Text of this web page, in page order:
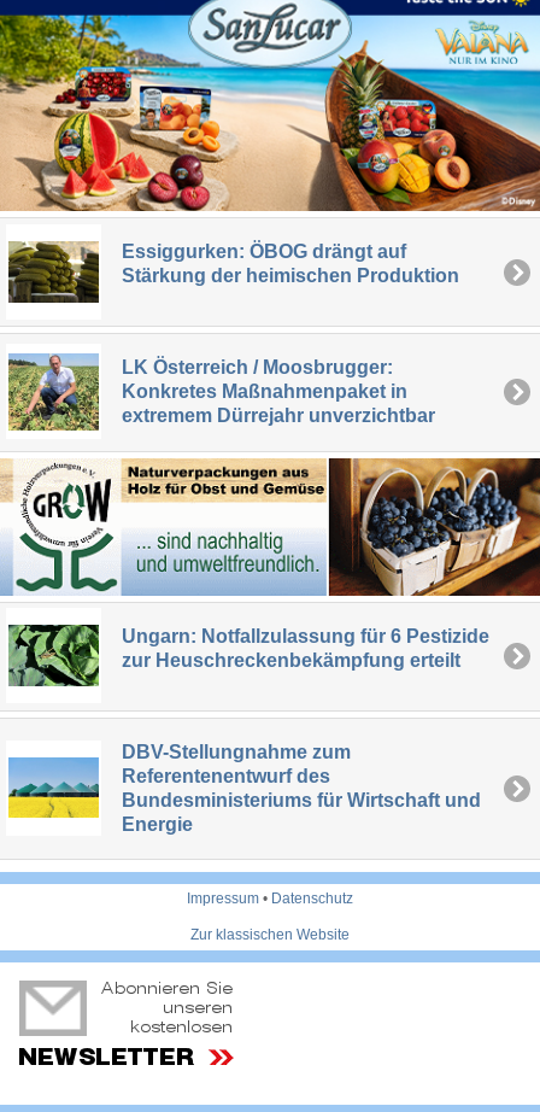
Essiggurken: ÖBOG drängt auf
Stärkung der heimischen Produktion
LK Österreich / Moosbrugger:
Konkretes Maßnahmenpaket in
extremem Dürrejahr unverzichtbar
Ungarn: Notfallzulassung für 6 Pestizide
zur Heuschreckenbekämpfung erteilt
DBV-Stellungnahme zum
Referentenentwurf des
Bundesministeriums für Wirtschaft und
Energie
Impressum • Datenschutz
Zur klassischen Website